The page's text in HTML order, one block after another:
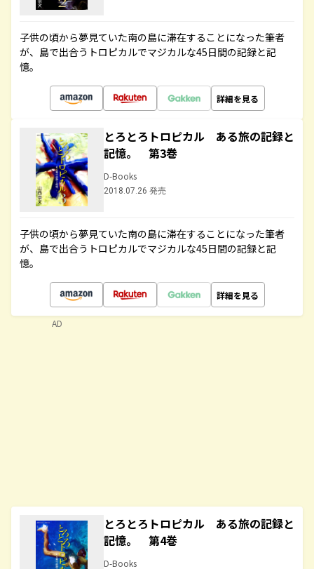
子供の頃から夢見ていた南の島に滞在することになった筆者
が、島で出合うトロピカルでマジカルな45日間の記録と記
憶。
詳細を見る
とろとろトロピカル ある旅の記録と
記憶。 第3巻
D-Books
2018.07.26 発売
子供の頃から夢見ていた南の島に滞在することになった筆者
が、島で出合うトロピカルでマジカルな45日間の記録と記
憶。
詳細を見る
とろとろトロピカル ある旅の記録と
記憶。 第4巻
D-Books
AD